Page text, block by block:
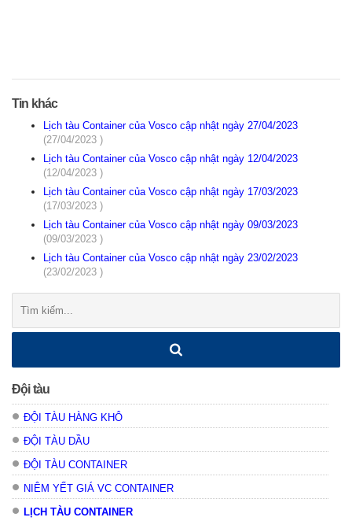
Tin khác
Lịch tàu Container của Vosco cập nhật ngày 27/04/2023
(27/04/2023 )
Lịch tàu Container của Vosco cập nhật ngày 12/04/2023
(12/04/2023 )
Lịch tàu Container của Vosco cập nhật ngày 17/03/2023
(17/03/2023 )
Lịch tàu Container của Vosco cập nhật ngày 09/03/2023
(09/03/2023 )
Lịch tàu Container của Vosco cập nhật ngày 23/02/2023
(23/02/2023 )
kiếm:
Đội tàu
ĐỘI TÀU HÀNG KHÔ
ĐỘI TÀU DẦU
ĐỘI TÀU CONTAINER
NIÊM YẾT GIÁ VC CONTAINER
LỊCH TÀU CONTAINER